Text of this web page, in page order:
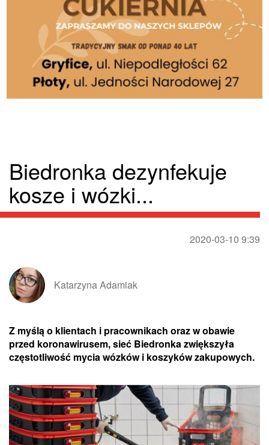
Biedronka dezynfekuje
kosze i wózki...
2020-03-10 9:39
Katarzyna Adamiak
Z myślą o klientach i pracownikach oraz w obawie
przed koronawirusem, sieć Biedronka zwiększyła
częstotliwość mycia wózków i koszyków zakupowych.